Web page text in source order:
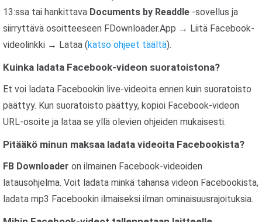
13:ssa tai hankittava Documents by Readdle -sovellus ja
siirryttävä osoitteeseen FDownloader.App → Liitä Facebook-
videolinkki → Lataa (katso ohjeet täältä).
Kuinka ladata Facebook-videon suoratoistona?
Et voi ladata Facebookin live-videoita ennen kuin suoratoisto
päättyy. Kun suoratoisto päättyy, kopioi Facebook-videon
URL-osoite ja lataa se yllä olevien ohjeiden mukaisesti.
Pitääkö minun maksaa ladata videoita Facebookista?
FB Downloader on ilmainen Facebook-videoiden
latausohjelma. Voit ladata minkä tahansa videon Facebookista,
ladata mp3 Facebookin ilmaiseksi ilman ominaisuusrajoituksia.